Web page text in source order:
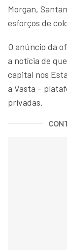
Morgan,
esforços de
O anúncio da
a notícia de
capital nos
a Vasta –
privadas.